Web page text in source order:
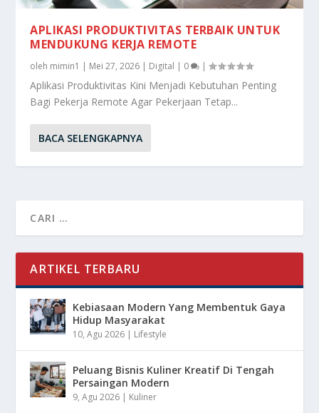
APLIKASI PRODUKTIVITAS TERBAIK UNTUK
MENDUKUNG KERJA REMOTE
oleh mimin1 | Mei 27, 2026 | Digital | 0 |
Aplikasi Produktivitas Kini Menjadi Kebutuhan Penting
Bagi Pekerja Remote Agar Pekerjaan Tetap...
BACA SELENGKAPNYA
ARTIKEL TERBARU
Kebiasaan Modern Yang Membentuk Gaya
Hidup Masyarakat
10, Agu 2026 | Lifestyle
Peluang Bisnis Kuliner Kreatif Di Tengah
Persaingan Modern
9, Agu 2026 | Kuliner